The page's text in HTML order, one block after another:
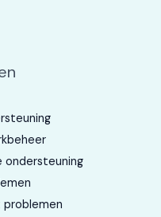
ondersteuning
problemen